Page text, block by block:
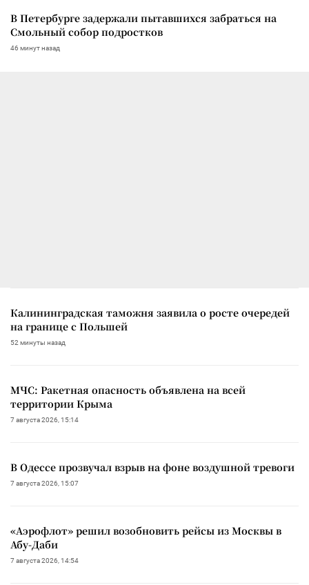
В Петербурге задержали пытавшихся забраться на
Смольный собор подростков
46 минут назад
Калининградская таможня заявила о росте очередей
на границе с Польшей
52 минуты назад
МЧС: Ракетная опасность объявлена на всей
территории Крыма
7 августа 2026, 15:14
В Одессе прозвучал взрыв на фоне воздушной тревоги
7 августа 2026, 15:07
«Аэрофлот» решил возобновить рейсы из Москвы в
Абу-Даби
7 августа 2026, 14:54